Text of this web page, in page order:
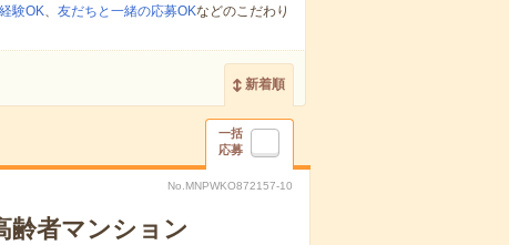
験OK、 友だちと一緒の応募OKなどのこだわり
新着順
一括
応募
No.MNPWKO872157-10
齢者マンション